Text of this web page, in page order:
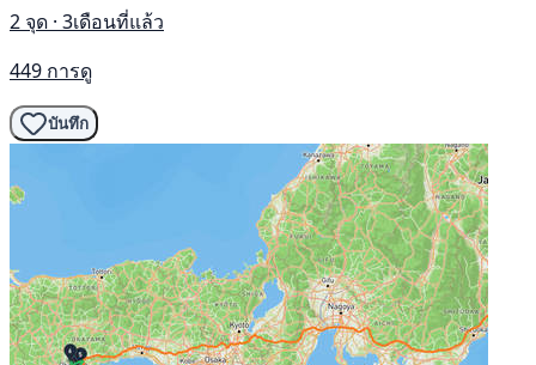
2 จุด · 3เดือนที่แล้ว
449 การดู
บันทึก